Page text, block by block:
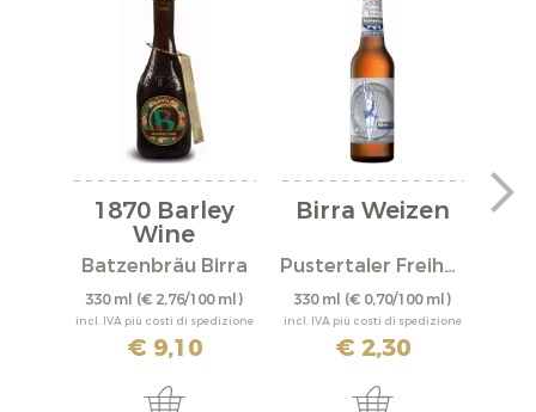
1870 Barley
Wine
Batzenbräu Birra
330 ml (€ 2,76/100 ml)
incl. IVA più costi di spedizione
€ 9,10
Birra Weizen
Pustertaler Freiheit
330 ml (€ 0,70/100 ml)
incl. IVA più costi di spedizione
€ 2,30